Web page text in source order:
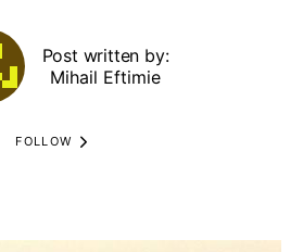
Post written by:
Mihail Eftimie
FOLLOW